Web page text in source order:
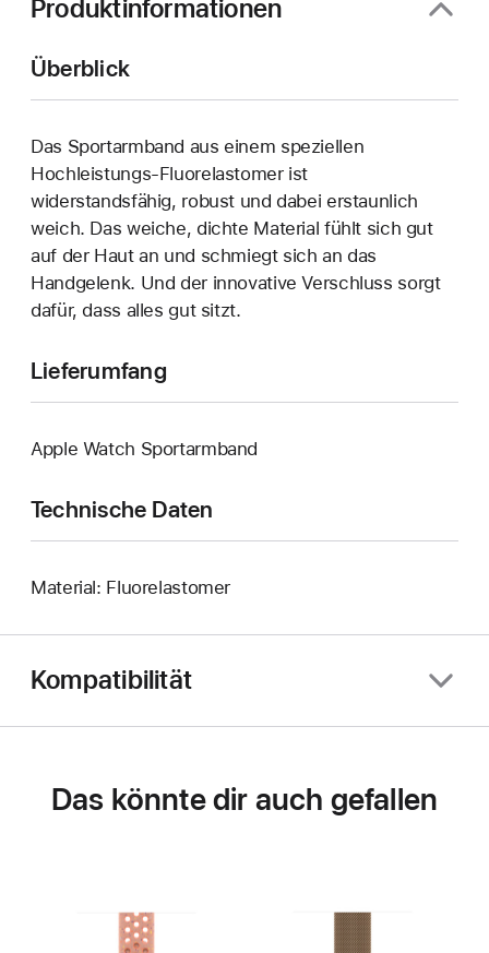
Produktinformationen
Überblick
Das Sportarmband aus einem speziellen
Hochleistungs-Fluorelastomer ist
widerstandsfähig, robust und dabei erstaunlich
weich. Das weiche, dichte Material fühlt sich gut
auf der Haut an und schmiegt sich an das
Handgelenk. Und der innovative Verschluss sorgt
dafür, dass alles gut sitzt.
Lieferumfang
Apple Watch Sportarmband
Technische Daten
Material: Fluorelastomer
Kompatibilität
Das könnte dir auch gefallen